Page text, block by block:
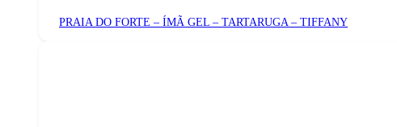
PRAIA DO FORTE – ÍMÃ GEL – TARTARUGA – TIFFANY